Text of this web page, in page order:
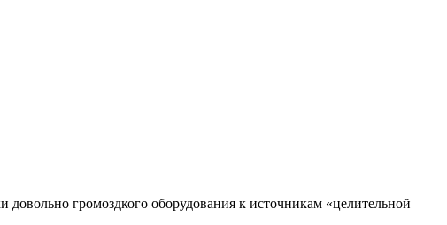
громоздкого оборудования к источникам «целительной